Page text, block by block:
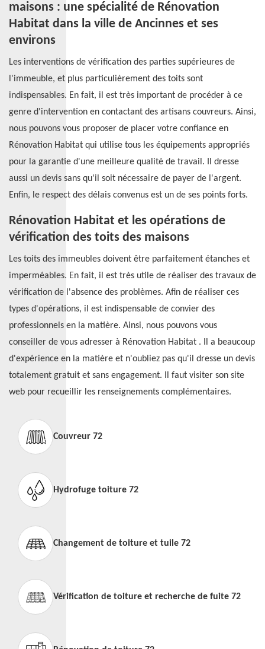
maisons : une spécialité de Rénovation
Habitat dans la ville de Ancinnes et ses
environs
Les interventions de vérification des parties supérieures de
l'immeuble, et plus particulièrement des toits sont
indispensables. En fait, il est très important de procéder à ce
genre d'intervention en contactant des artisans couvreurs. Ainsi,
nous pouvons vous proposer de placer votre confiance en
Rénovation Habitat qui utilise tous les équipements appropriés
pour la garantie d'une meilleure qualité de travail. Il dresse
aussi un devis sans qu'il soit nécessaire de payer de l'argent.
Enfin, le respect des délais convenus est un de ses points forts.
Rénovation Habitat et les opérations de
vérification des toits des maisons
Les toits des immeubles doivent être parfaitement étanches et
imperméables. En fait, il est très utile de réaliser des travaux de
vérification de l'absence des problèmes. Afin de réaliser ces
types d'opérations, il est indispensable de convier des
professionnels en la matière. Ainsi, nous pouvons vous
conseiller de vous adresser à Rénovation Habitat . Il a beaucoup
d'expérience en la matière et n'oubliez pas qu'il dresse un devis
totalement gratuit et sans engagement. Il faut visiter son site
web pour recueillir les renseignements complémentaires.
Couvreur 72
Hydrofuge toiture 72
Changement de toiture et tuile 72
Vérification de toiture et recherche de fuite 72